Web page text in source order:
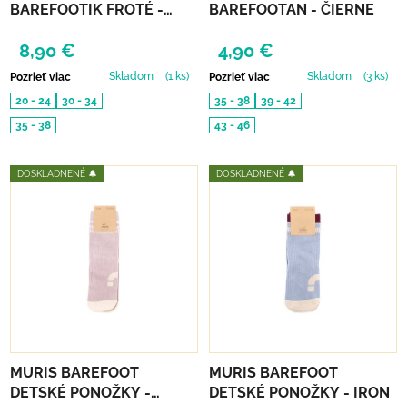
BAREFOOTIK FROTÉ -
8,90 €
Pozrieť viac Skladom
(1 ks)
20 - 24
30 - 34
35 - 38
BAREFOOTAN - ČIERNE
4,90 €
Pozrieť viac Skladom
(3 ks)
35 - 38
39 - 42
43 - 46
DOSKLADNENÉ 🔔
MURIS BAREFOOT
DETSKÉ PONOŽKY -
DOSKLADNENÉ 🔔
MURIS BAREFOOT
DETSKÉ PONOŽKY - IRON